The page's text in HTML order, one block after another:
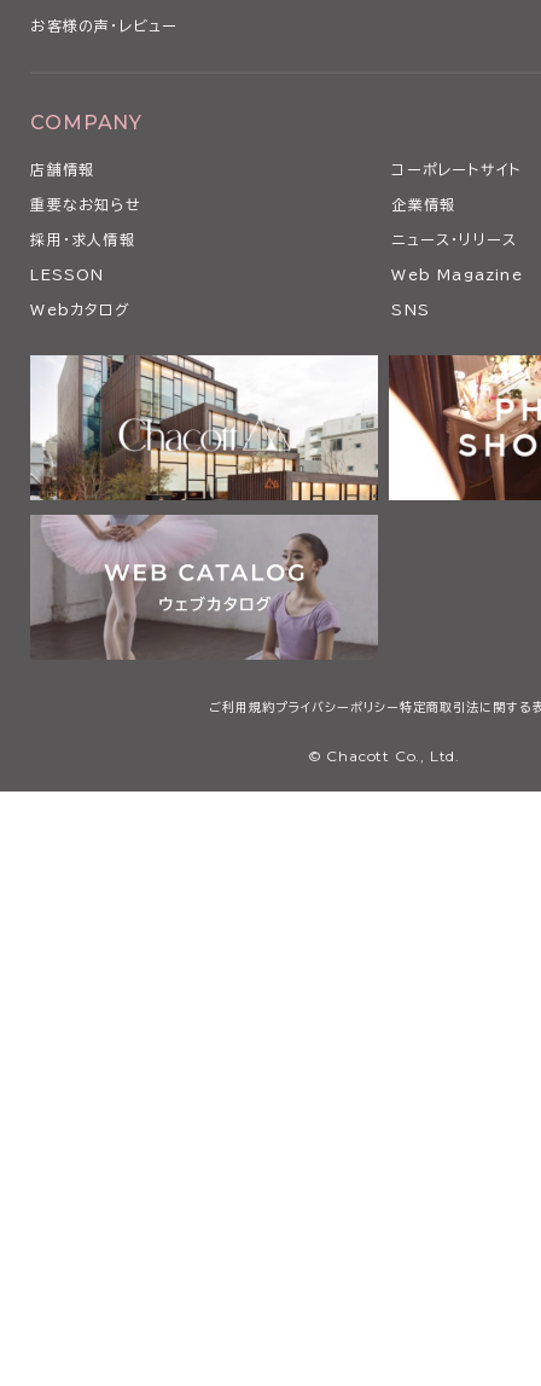
お客様の声・レビュー
COMPANY
店舗情報 コーポレートサイト
重要なお知らせ 企業情報
採用・求人情報 ニュース・リリース
LESSON Web Magazine
Webカタログ SNS
ご利用規約プライバシーポリシー 特定商取引法に関する
© Chacott Co., Ltd.